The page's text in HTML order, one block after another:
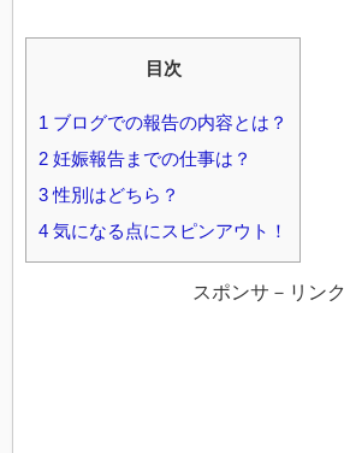
目次
1 ブログでの報告の内容とは？
2 妊娠報告までの仕事は？
3性別はどちら？
4 気になる点にスピンアウト！
スポンサ－リンク